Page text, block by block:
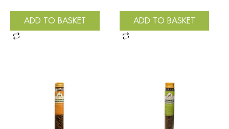
ADD TO BASKET ADD TO BASKET